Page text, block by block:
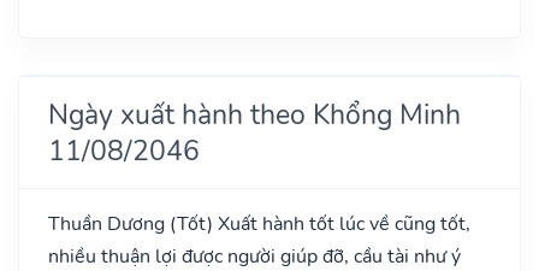
Ngày xuất hành theo Khổng Minh
11/08/2046
Thuần Dương (Tốt) Xuất hành tốt lúc về cũng tốt,
nhiều thuận lợi được người giúp đỡ, cầu tài như ý